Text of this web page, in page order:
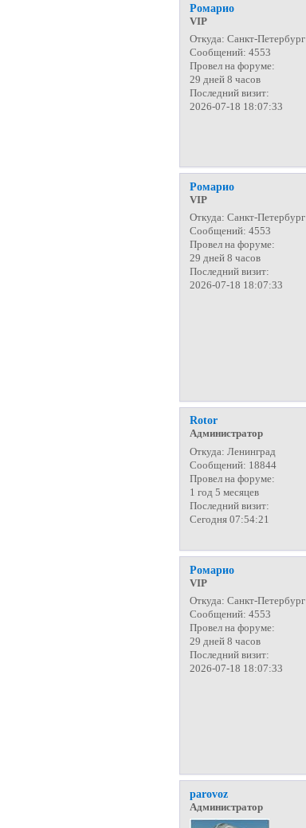
Ромарио
VIP
Откуда: Санкт-Петербург
Сообщений: 4553
Провел на форуме:
29 дней 8 часов
Последний визит:
2026-07-18 18:07:33
Ромарио
VIP
Откуда: Санкт-Петербург
Сообщений: 4553
Провел на форуме:
29 дней 8 часов
Последний визит:
2026-07-18 18:07:33
Rotor
Администратор
Откуда: Ленинград
Сообщений: 18844
Провел на форуме:
1 год 5 месяцев
Последний визит:
Сегодня 07:54:21
Ромарио
VIP
Откуда: Санкт-Петербург
Сообщений: 4553
Провел на форуме:
29 дней 8 часов
Последний визит:
2026-07-18 18:07:33
parovoz
Администратор